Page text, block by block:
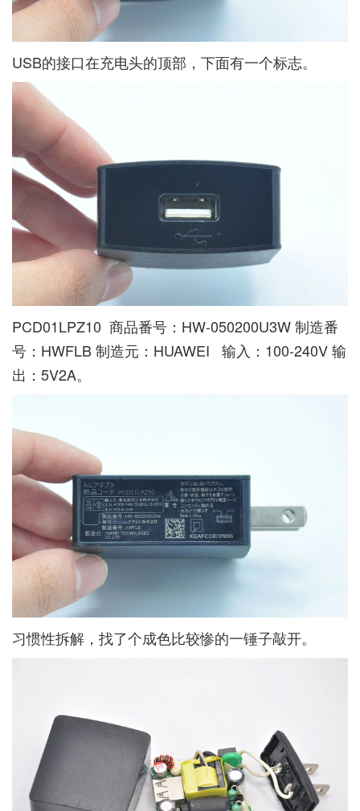
USB的接口在充电头的顶部，下面有一个标志。
PCD01LPZ10 商品番号：HW-050200U3W 制造番
号：HWFLB 制造元：HUAWEI 输入：100-240V 输
出：5V2A。
习惯性拆解，找了个成色比较惨的一锤子敲开。